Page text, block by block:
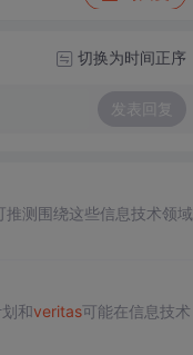
切换为时间正序
发表回复
测围绕这些信息技术领域
和veritas可能在信息技术